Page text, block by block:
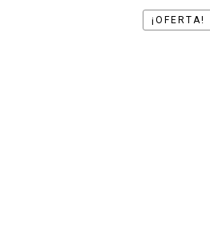
¡OFERTA!